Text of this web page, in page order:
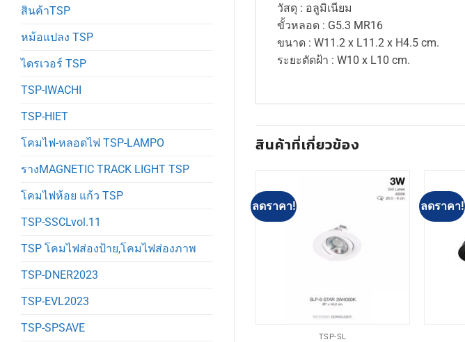
สินค้าTSP
หม้อแปลง TSP
ไดรเวอร์ TSP
TSP-IWACHI
TSP-HIET
โคมไฟ-หลอดไฟ TSP-LAMPO
รางMAGNETIC TRACK LIGHT TSP
โคมไฟห้อย แก้ว TSP
TSP-SSCLvol.11
TSP โคมไฟส่องป้าย,โคมไฟส่องภาพ
TSP-DNER2023
TSP-EVL2023
TSP-SPSAVE
วัสดุ : อลูมิเนียม
ขั้วหลอด : G5.3 MR16
ขนาด : W11.2 x L11.2 x H4.5 cm.
ระยะตัดฝ้า : W10 x L10 cm.
สินค้าที่เกี่ยวข้อง
ลดราคา!
TSP-SL
ลดราคา!